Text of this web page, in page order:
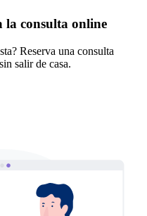
la consulta online
Reserva una consulta
salir de casa.